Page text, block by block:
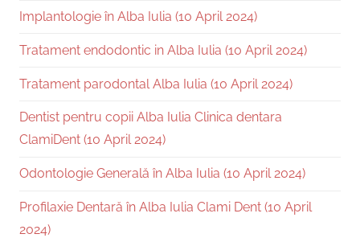
Implantologie în Alba Iulia (10 April 2024)
Tratament endodontic in Alba Iulia (10 April 2024)
Tratament parodontal Alba Iulia (10 April 2024)
Dentist pentru copii Alba Iulia Clinica dentara
ClamiDent (10 April 2024)
Odontologie Generală în Alba Iulia (10 April 2024)
Profilaxie Dentară în Alba Iulia Clami Dent (10 April
2024)